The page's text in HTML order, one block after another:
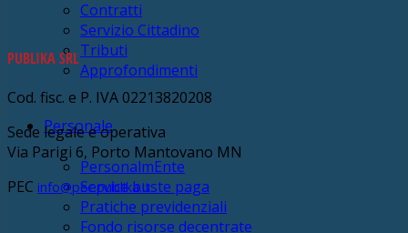
Contratti
Servizio Cittadino
Tributi
Approfondimenti
Personale
PersonalmEnte
Service buste paga
Pratiche previdenziali
Fondo risorse decentrate
PUBLIKA SRL
Cod. fisc. e P. IVA 02213820208
Sede legale e operativa
Via Parigi 6, Porto Mantovano MN
PEC info@pec.publika.it